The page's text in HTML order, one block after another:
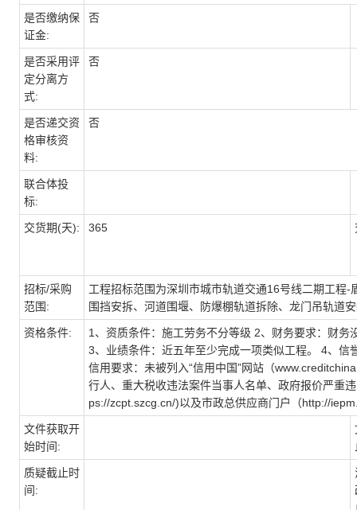
是否缴纳保
证金:
否
是否采用评
定分离方
式:
否
是否递交资
格审核资
料:
否
联合体投
标:
交货期(天): 365
招标/采购
范围:
工程招标范围为深圳市城市轨道交通16号线二期工程
围挡安拆、河道围堰、防爆棚轨道拆除、龙门吊轨道
资格条件:
1、资质条件：施工劳务不分等级 2、财务要求：财
3、业绩条件：近五年至少完成一项类似工程。 4、
信用要求：未被列入“信用中国”网站（
行人、重大税收违法案件当事人名单、政府报价严重
ps://zcpt.szcg.cn/)以及市政总供应商门户（http://
文件获取开
始时间:
质疑截止时
间: